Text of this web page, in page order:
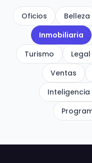
Oficios Belleza
Inmobiliaria
Turismo
Legal
Ventas